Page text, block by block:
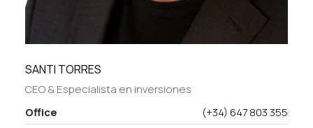
SANTI TORRES
CEO & Especialista en inversiones
Office
(+34) 647 803 355